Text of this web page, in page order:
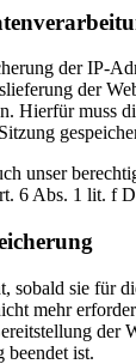
der IP-
der
Hierfür muss
unser
6 Abs. 1 lit. f
sobald sie für
mehr
der
beendet ist.